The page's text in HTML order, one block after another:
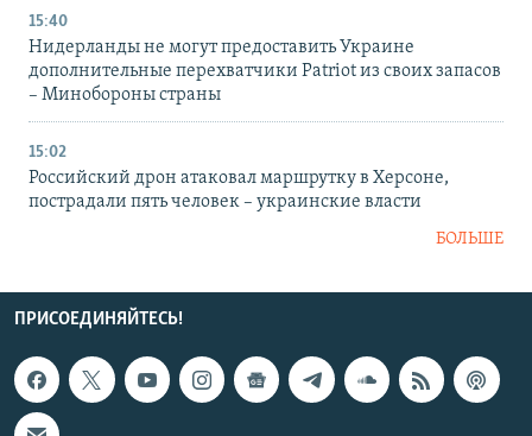
15:40
Нидерланды не могут предоставить Украине
дополнительные перехватчики Patriot из своих запасов
– Минобороны страны
15:02
Российский дрон атаковал маршрутку в Херсоне,
пострадали пять человек – украинские власти
БОЛЬШЕ
ПРИСОЕДИНЯЙТЕСЬ!